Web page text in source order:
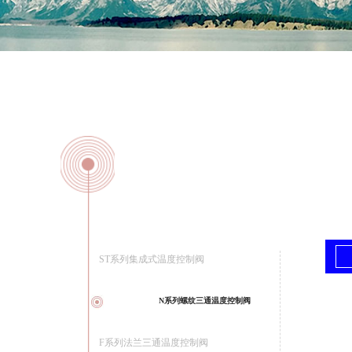
ST系列集成式温度控制阀
N系列螺纹三通温度控制阀
F系列法兰三通温度控制阀